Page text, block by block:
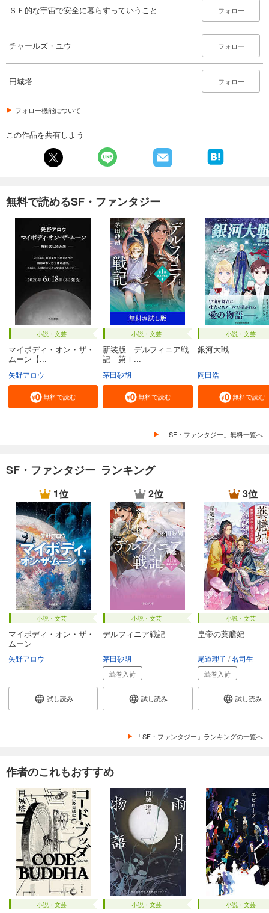
ＳＦ的な宇宙で安全に暮らすっていうこと フォロー
チャールズ・ユウ フォロー
円城塔 フォロー
フォロー機能について
この作品を共有しよう
無料で読めるSF・ファンタジー
小説・文芸
マイボディ・オン・ザ・
ムーン【...
矢野アロウ
無料で読む
小説・文芸
新装版 デルフィニア戦
記 第Ⅰ...
茅田砂胡
無料で読む
小説・文芸
銀河大戦
岡田浩
無料で読む
「SF・ファンタジー」無料一覧へ
SF・ファンタジー ランキング
1位
小説・文芸
マイボディ・オン・ザ・
ムーン
矢野アロウ
試し読み
2位
小説・文芸
デルフィニア戦記
茅田砂胡
続巻入荷
試し読み
3位
小説・文芸
皇帝の薬膳妃
尾道理子 名司生
続巻入荷
試し読み
「SF・ファンタジー」ランキングの一覧へ
作者のこれもおすすめ
小説・文芸 小説・文芸 小説・文芸